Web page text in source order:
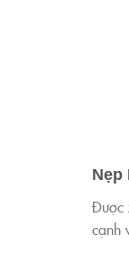
Nẹp
Được
cạnh